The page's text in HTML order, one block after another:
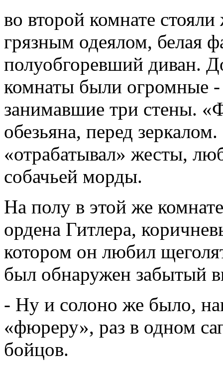
во второй комнате
грязным одеялом, белая
полуобгоревший диван.
комнаты были огромные -
занимавшие три стены.
обезьяна, перед
«отрабатывал» жесты,
собачьей морды.
На полу в этой же
ордена Гитлера,
котором он любил
был обнаружен забытый
- Ну и солоно же было,
«фюреру», раз в одном
бойцов.